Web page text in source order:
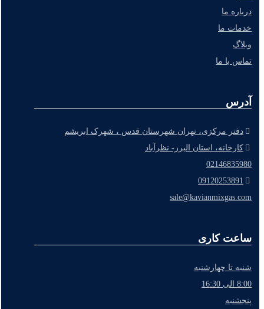
درباره ما
خدمات ما
وبلاگ
تماس با ما
آدرس
دفتر مرکزی، تهران شهرستان قدس ، شهرک ابریشم
کارخانه، استان البرز- نظرآباد
02146835980
09120253891
sale@kavianmixgas.com
ساعت کاری
شنبه تا چهارشنبه
8:00 الی 16:30
پنجشنبه